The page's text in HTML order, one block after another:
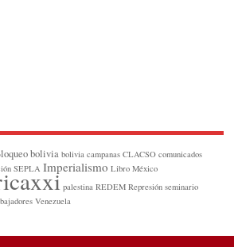
bolivia bolivia campanas CLACSO comunicados
SEPLA Imperialismo Libro México
palestina REDEM Represión seminario
Venezuela